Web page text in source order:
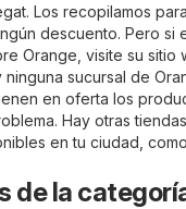
Los recopilamos
descuento. Pero si
Orange, visite su sitio
ninguna sucursal de
en oferta los
Hay otras
en tu ciudad, como
de la